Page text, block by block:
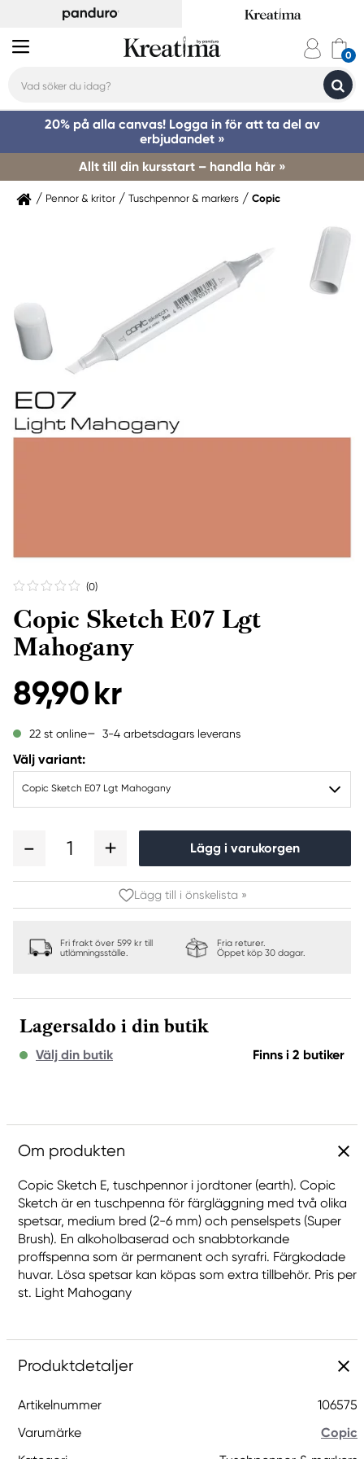
20% på alla canvas! Logga in för att ta del av
erbjudandet »
Allt till din kursstart – handla här »
Pennor & kritor Tuschpennor & markers Copic
(0)
Copic Sketch E07 Lgt
Mahogany
89,90 kr
22 st online 3-4 arbetsdagars leverans
Välj variant:
Copic Sketch E07 Lgt Mahogany
1 Lägg i varukorgen
Lägg till i önskelista »
Fri frakt över 599 kr till
utlämningsställe.
Fria returer.
Öppet köp 30 dagar.
Lagersaldo i din butik
Välj din butik Finns i 2 butiker
Om produkten
Copic Sketch E, tuschpennor i jordtoner (earth). Copic
Sketch är en tuschpenna för färgläggning med två olika
spetsar, medium bred (2-6 mm) och penselspets (Super
Brush). En alkoholbaserad och snabbtorkande
proffspenna som är permanent och syrafri. Färgkodade
huvar. Lösa spetsar kan köpas som extra tillbehör. Pris per
st. Light Mahogany
Produktdetaljer
Artikelnummer
106575
Varumärke
Copic